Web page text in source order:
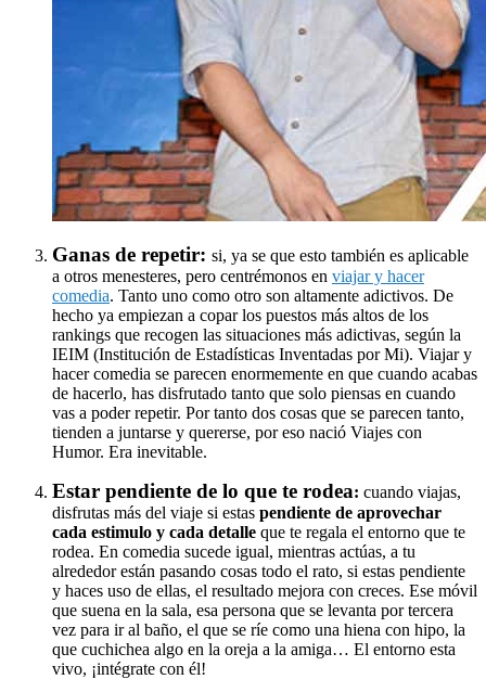
Ganas de repetir: si, ya se que esto también es aplicable
a otros menesteres, pero centrémonos en viajar y hacer
comedia. Tanto uno como otro son altamente adictivos. De
hecho ya empiezan a copar los puestos más altos de los
rankings que recogen las situaciones más adictivas, según la
IEIM (Institución de Estadísticas Inventadas por Mi). Viajar y
hacer comedia se parecen enormemente en que cuando acabas
de hacerlo, has disfrutado tanto que solo piensas en cuando
vas a poder repetir. Por tanto dos cosas que se parecen tanto,
tienden a juntarse y quererse, por eso nació Viajes con
Humor. Era inevitable.
Estar pendiente de lo que te rodea: cuando viajas,
disfrutas más del viaje si estas pendiente de aprovechar
cada estimulo y cada detalle que te regala el entorno que te
rodea. En comedia sucede igual, mientras actúas, a tu
alrededor están pasando cosas todo el rato, si estas pendiente
y haces uso de ellas, el resultado mejora con creces. Ese móvil
que suena en la sala, esa persona que se levanta por tercera
vez para ir al baño, el que se ríe como una hiena con hipo, la
que cuchichea algo en la oreja a la amiga… El entorno esta
vivo, ¡intégrate con él!